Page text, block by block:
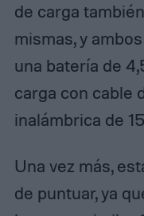
de carga
mismas, y
una batería de
carga con cable
inalámbrica de
Una vez más,
de puntuar, ya